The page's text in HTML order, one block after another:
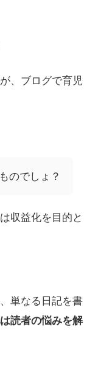
、ブログで育児
のでしょ？
収益化を目的と
単なる日記を書
読者の悩みを解